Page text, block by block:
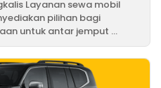
Layanan sewa mobil
pilihan bagi
untuk antar jemput ...